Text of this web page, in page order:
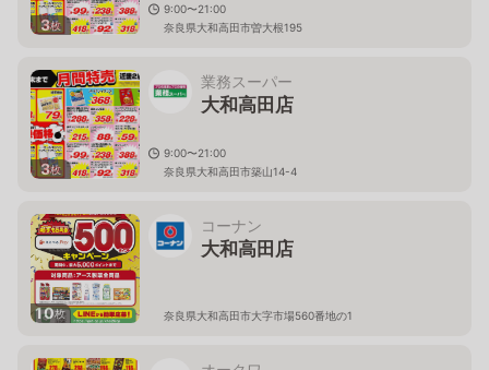
3枚
9:00〜21:00
奈良県大和高田市曽大根195
3枚
業務スーパー
大和高田店
9:00〜21:00
奈良県大和高田市築山14-4
10枚
コーナン
大和高田店
奈良県大和高田市大字市場560番地の1